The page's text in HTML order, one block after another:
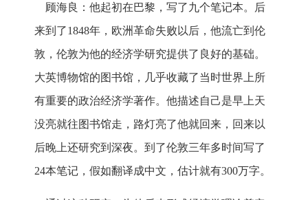
顾海良：他起初在巴黎，写了九个笔记本。后
来到了1848年，欧洲革命失败以后，他流亡到伦
敦，伦敦为他的经济学研究提供了良好的基础。
大英博物馆的图书馆，几乎收藏了当时世界上所
有重要的政治经济学著作。他描述自己是早上天
没亮就往图书馆走，路灯亮了他就回来，回来以
后晚上还研究到深夜。到了伦敦三年多时间写了
24本笔记，假如翻译成中文，估计就有300万字。